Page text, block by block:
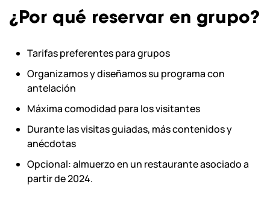
¿Por qué reservar en grupo?
Tarifas preferentes para grupos
Organizamos y diseñamos su programa con
antelación
Máxima comodidad para los visitantes
Durante las visitas guiadas, más contenidos y
anécdotas
Opcional: almuerzo en un restaurante asociado a
partir de 2024.